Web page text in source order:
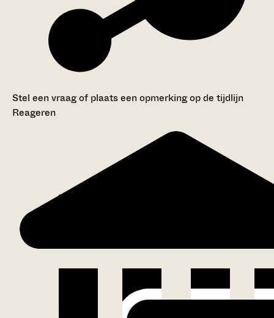
Stel een vraag of plaats een opmerking op de tijdlijn
Reageren